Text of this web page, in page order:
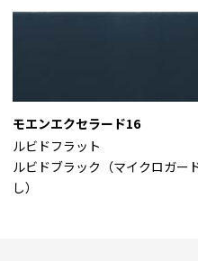
モエンエクセラード16
ルビドフラット
ルビドブラック（マイクロガー
し）